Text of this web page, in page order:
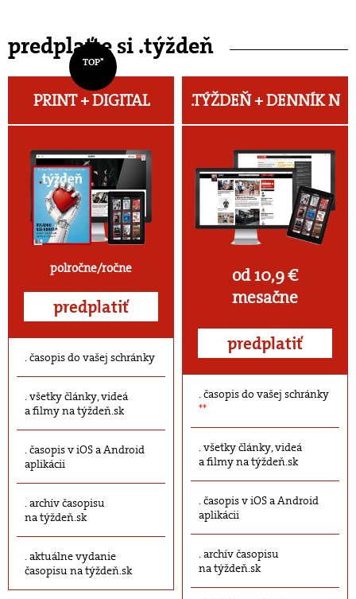
predplaťte si .týždeň
TOP*
PRINT + DIGITAL
polročne/ročne
predplatiť
časopis do vašej schránky
všetky články, videá
a filmy na týždeň.sk
časopis v iOS a Android
aplikácii
archív časopisu
na týždeň.sk
aktuálne vydanie
časopisu na týždeň.sk
.TÝŽDEŇ +DENNÍK N
od 10,9 €
mesačne
predplatiť
časopis do vašej schránky
**
všetky články, videá
a filmy na týždeň.sk
časopis v iOS a Android
aplikácii
archív časopisu
na týždeň.sk